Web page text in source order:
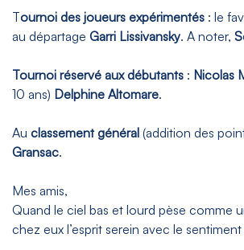
Tournoi des joueurs expérimentés : le
au départage Garri Lissivansky. A noter,
Tournoi réservé aux débutants : Nicolas
10 ans) Delphine Altomare.
Au classement général (addition des
Gransac.
Mes amis,
Quand le ciel bas et lourd pèse comme
chez eux l’esprit serein avec le